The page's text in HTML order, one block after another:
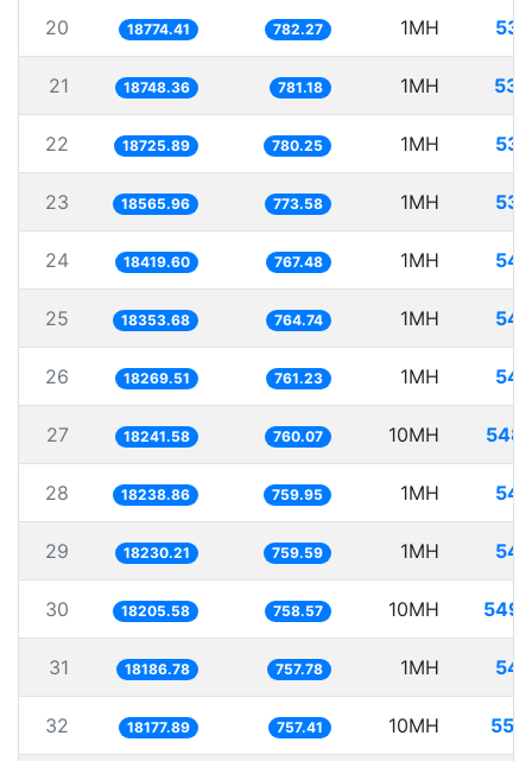
20 18774.41 782.27 1MH
21 18748.36 781.18 1MH
22 18725.89 780.25 1MH
23 18565.96 773.58 1MH
24 18419.60 767.48 1MH
25 18353.68 764.74 1MH
26 18269.51 761.23 1MH
27 18241.58 760.07 10MH
28 18238.86 759.95 1MH
29 18230.21 759.59 1MH
30 18205.58 758.57 10MH
31 18186.78 757.78 1MH
32 18177.89 757.41 10MH